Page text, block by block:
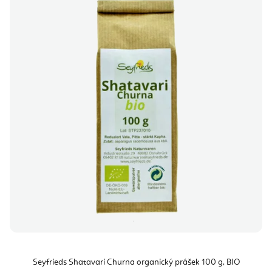
Seyfrieds Shatavari Churna organický prášek 100 g, BIO